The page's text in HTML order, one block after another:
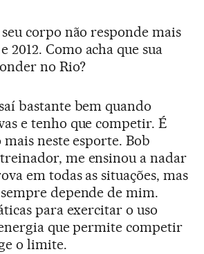
corpo não responde mais
2012. Como acha que sua
no Rio?
bastante bem quando
e tenho que competir. É
mais neste esporte. Bob
me ensinou a nadar
em todas as situações, mas
depende de mim.
para exercitar o uso
que permite competir
o limite.